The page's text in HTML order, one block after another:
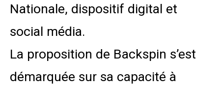
Nationale, dispositif digital et
social média.
La proposition de Backspin s’est
démarquée sur sa capacité à